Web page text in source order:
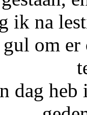
ik na
om
dag